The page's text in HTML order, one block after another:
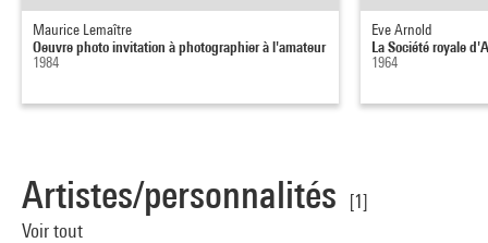
Maurice Lemaître
Oeuvre photo invitation à photographier à l'amateur
1984
Eve Arnold
La Société royale
1964
Artistes/personnalités
[1]
Voir tout